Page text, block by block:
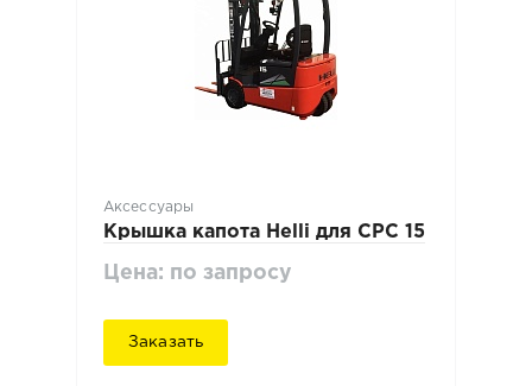
Аксессуары
Крышка капота Нelli для CPC 15
Цена: по запросу
Заказать